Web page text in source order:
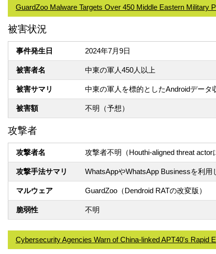
GuardZoo Malware Targets Over 450 Middle Eastern Military
被害状況
事件発生日 2024年7月9日
被害者名 中東の軍人450人以上
被害サマリ 中東の軍人を標的としたAndroidデー
被害額 不明（予想）
攻撃者
攻撃者名 攻撃者不明（Houthi-aligned threat actor
攻撃手法サマリ WhatsAppやWhatsApp Businessを利
マルウェア GuardZoo（Dendroid RATの改変版）
脆弱性 不明
Cybersecurity Agencies Warn of China-linked APT40's Rapid